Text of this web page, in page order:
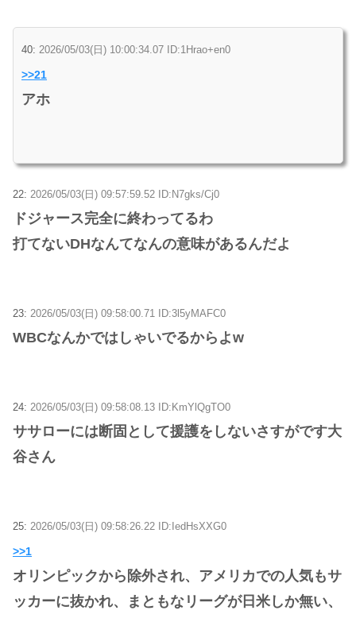
40: 2026/05/03(日) 10:00:34.07 ID:1Hrao+en0
>>21
アホ
22: 2026/05/03(日) 09:57:59.52 ID:N7gks/Cj0
ドジャース完全に終わってるわ
打てないDHなんてなんの意味があるんだよ
23: 2026/05/03(日) 09:58:00.71 ID:3l5yMAFC0
WBCなんかではしゃいでるからよw
24: 2026/05/03(日) 09:58:08.13 ID:KmYlQgTO0
ササローには断固として援護をしないさすがです大
谷さん
25: 2026/05/03(日) 09:58:26.22 ID:IedHsXXG0
>>1
オリンピックから除外され、アメリカでの人気もサ
ッカーに抜かれ、まともなリーグが日米しか無い、